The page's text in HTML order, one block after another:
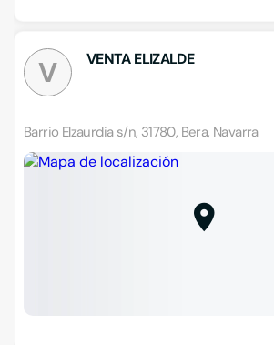
V VENTA ELIZALDE
Barrio Elzaurdia s/n, 31780, Bera, Navarra